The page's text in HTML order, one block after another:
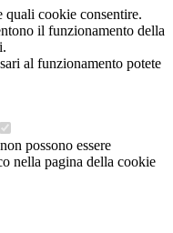
quali cookie consentire.
il funzionamento della
al funzionamento potete
possono essere
nella pagina della cookie